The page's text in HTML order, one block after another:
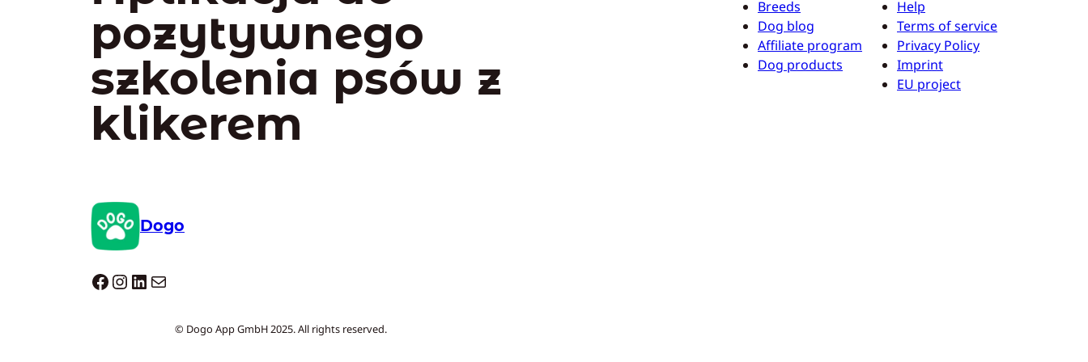
pozytywnego
szkolenia psów z
klikerem
Dogo
Dogo facebook InstagramLinkedIn Mail
Breeds
Dog blog
Affiliate program
Dog products
Help
Terms of service
Privacy Policy
Imprint
EU project
© Dogo App GmbH 2025. All rights reserved.